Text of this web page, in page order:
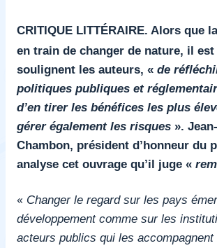
CRITIQUE LITTÉRAIRE. Alors que
en train de changer de nature, il est
soulignent les auteurs, « de
politiques publiques et
d’en tirer les bénéfices les plus
gérer également les risques ».
Chambon, président d’honneur du
analyse cet ouvrage qu’il juge «
« Changer le regard sur les pays
développement comme sur les
acteurs publics qui les accompagnent